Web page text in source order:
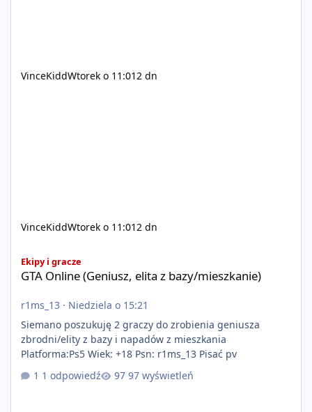
VinceKiddWtorek o 11:01 2 dn
VinceKiddWtorek o 11:01 2 dn
Ekipy i gracze
GTA Online (Geniusz, elita z bazy/mieszkanie)
r1ms_13 · Niedziela o 15:21
Siemano poszukuję 2 graczy do zrobienia geniusza
zbrodni/elity z bazy i napadów z mieszkania
Platforma:Ps5 Wiek: +18 Psn: r1ms_13 Pisać pv
1 odpowiedź
97 wyświetleń